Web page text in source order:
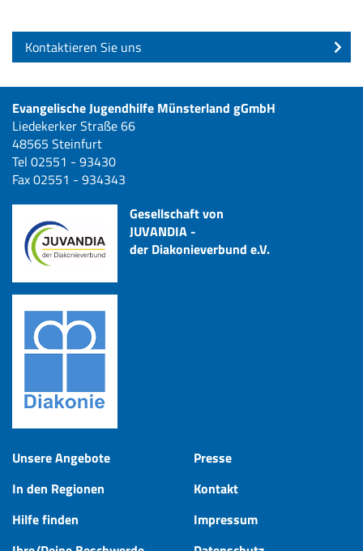
Kontaktieren Sie uns
Evangelische Jugendhilfe Münsterland gGmbH
Liedekerker Straße 66
48565 Steinfurt
Tel 02551 - 93430
Fax 02551 - 934343
Gesellschaft von
JUVANDIA -
der Diakonieverbund e.V.
Unsere Angebote
In den Regionen
Hilfe finden
Presse
Kontakt
Impressum